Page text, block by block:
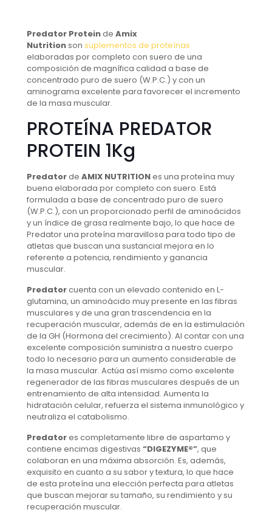
Predator ProteindeAmix
Nutritionsonsuplementos de proteínas
elaboradas por completo con suero de una
composición de magnífica calidad a base de
concentrado puro de suero (W.P.C.) y con un
aminograma excelente para favorecer el incremento
de la masa muscular.
PROTEÍNA PREDATOR
PROTEIN 1Kg
PredatordeAMIX NUTRITIONes una proteína muy
buena elaborada por completo con suero. Está
formulada a base de concentrado puro de suero
(W.P.C.), con un proporcionado perfil de aminoácidos
y un índice de grasa realmente bajo, lo que hace de
Predator una proteína maravillosa para todo tipo de
atletas que buscan una sustancial mejora en lo
referente a potencia, rendimiento y ganancia
muscular.
Predatorcuenta con un elevado contenido en L-
glutamina, un aminoácido muy presente en las fibras
musculares y de una gran trascendencia en la
recuperación muscular, además de en la estimulación
de la GH (Hormona del crecimiento). Al contar con una
excelente composición suministra a nuestro cuerpo
todo lo necesario para un aumento considerable de
la masa muscular. Actúa así mismo como excelente
regenerador de las fibras musculares después de un
entrenamiento de alta intensidad. Aumenta la
hidratación celular, refuerza el sistema inmunológico y
neutraliza el catabolismo.
Predatores completamente libre de aspartamo y
contiene encimas digestivas“DIGEZYME®”, que
colaboran en una máxima absorción. Es, además,
exquisito en cuanto a su sabor y textura, lo que hace
de esta proteína una elección perfecta para atletas
que buscan mejorar su tamaño, su rendimiento y su
recuperación muscular.